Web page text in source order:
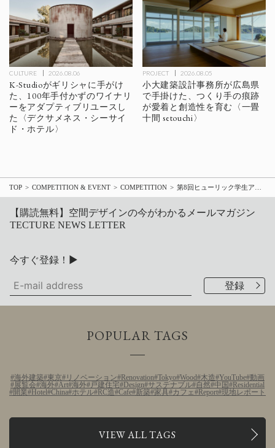
CULTURE 2026.08.06
K-Studioがギリシャに手がけ
た、100年手付かずのワイナリ
ーをアダプティブリユースし
た〈デクサメネス・シーサイ
ド・ホテル〉
PROJECT 2026.08.05
小大建築設計事務所が広島県
で手掛けた、つくり手の痕跡
が愛着と創造性を育む〈一畳
十間 setouchi〉
TOP COMPETITION & EVENT COMPETITION
【購読無料】空間デザインの今がわかるメールマガジン
TECTURE NEWS LETTER
今すぐ登録！▶
POPULAR TAGS
海外建築 東京 リノベーション Renovation Tokyo Wood 木造 YouTube 動画
展覧会 海外 Art 海外 戸建住宅 Design サステナブル 自然 中国 Residential
開業 Hotel China ホテル RC造 Cafe 新築 家具 カフェ Report 現地レポート
VIEW ALL TAGS